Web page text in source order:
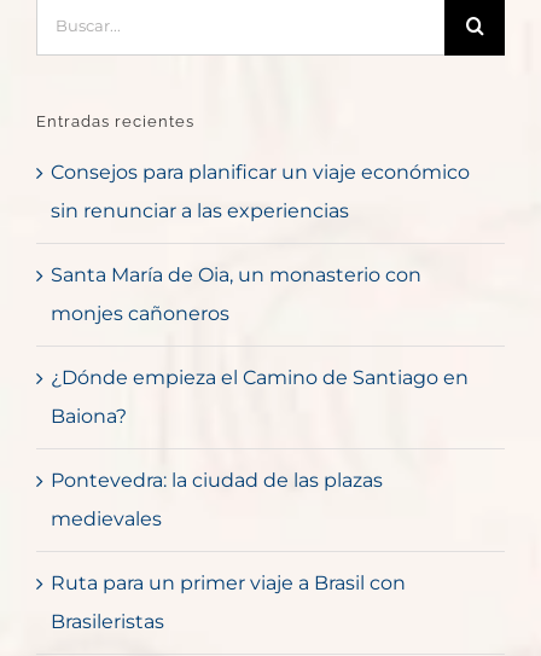
Entradas recientes
Consejos para planificar un viaje económico
sin renunciar a las experiencias
Santa María de Oia, un monasterio con
monjes cañoneros
¿Dónde empieza el Camino de Santiago en
Baiona?
Pontevedra: la ciudad de las plazas
medievales
Ruta para un primer viaje a Brasil con
Brasileristas